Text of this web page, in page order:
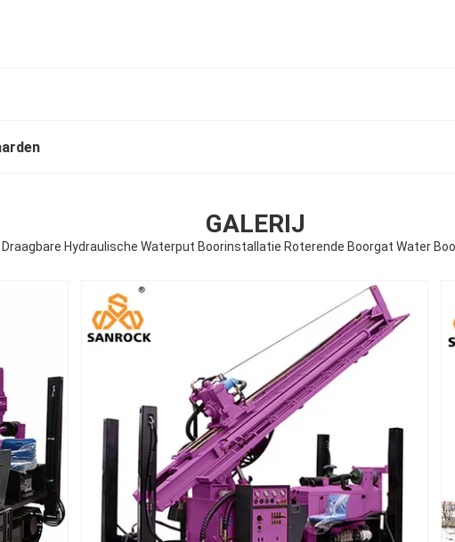
GALERIJ
Draagbare Hydraulische Waterput Boorinstallatie Roterende Boorgat Water